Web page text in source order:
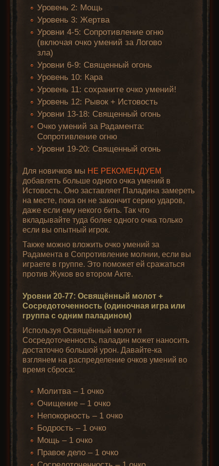
Уровень 2: Мощь
Уровень 3: Жертва
Уровни 4-5: Сопротивление огню
(включая очко умений за Логово
зла)
Уровни 6-9: Священный огонь
Уровень 10: Кара
Уровень 11: сохраните очко умений!
Уровень 12: Рывок + Истовость
Уровни 13-18: Священный огонь
Очко умений за Радамента:
Сопротивление огню
Уровни 19-20: Священный огонь
Для новичков мы НЕ РЕКОМЕНДУЕМ
добавлять больше одного очка умений в
Истовость. Оно заставляет Паладина замереть
на месте, пока он не закончит серию ударов,
даже если ему некого бить. Так что
вкладывайте туда более одного очка только
если вы опытный игрок.
Также можно вложить очко умений за
Радамента в Сопротивление молнии, если вы
играете в группе. Это поможет ей сражаться
против Жуков во втором Акте.
Уровни 20-77: Освящённый молот +
Сосредоточенность (одиночная игра или
группа с одним паладином)
Используя Освящённый молот и
Сосредоточенность, паладин может наносить
достаточно большой урон. Давайте-ка
взглянем на распределение очков умений во
время сброса:
Молитва – 1 очко
Очищение – 1 очко
Непокорность – 1 очко
Бодрость – 1 очко
Мощь – 1 очко
Правое дело – 1 очко